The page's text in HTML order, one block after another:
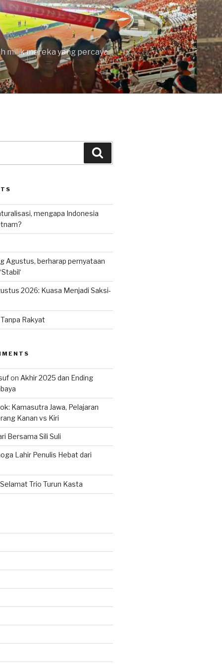
milik mereka yang percaya
mengapa Indonesia
Agustus, berharap pernyataan
2026: Kuasa Menjadi Saksi-
Rakyat
on Akhir 2025 dan Ending
Kamasutra Jawa, Pelajaran
Kanan vs Kiri
Bersama Sili Suli
Lahir Penulis Hebat dari
Selamat Trio Turun Kasta